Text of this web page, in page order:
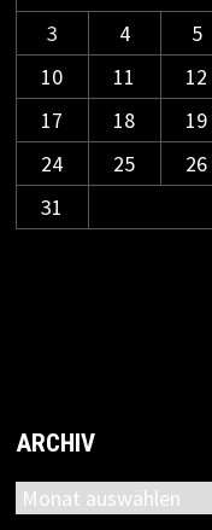
3
4 5
10
11 12
17
18 19
24
25 26
31
ARCHIV
Archiv